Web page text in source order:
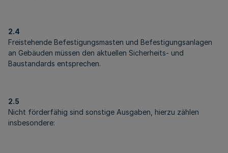
2.4
Freistehende Befestigungsmasten und Befestigungsanlagen
an Gebäuden müssen den aktuellen Sicherheits- und
Baustandards entsprechen.
2.5
Nicht förderfähig sind sonstige Ausgaben, hierzu zählen
insbesondere: